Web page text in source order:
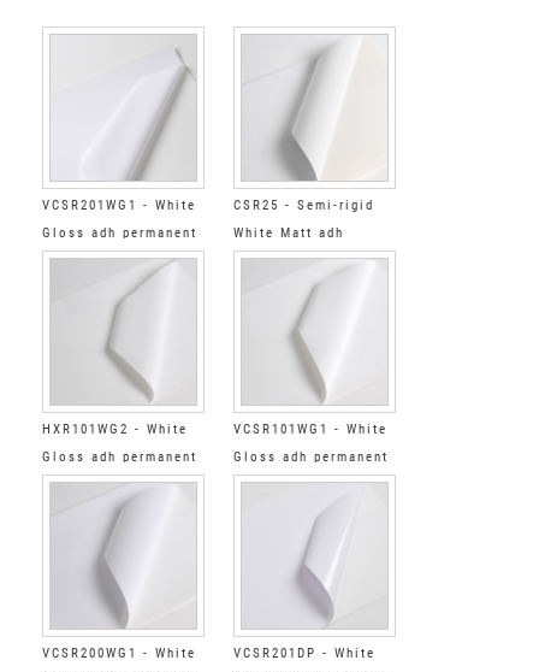
VCSR201WG1 - White
Gloss adh permanent
super-reinforced
CSR25 - Semi-rigid
White Matt adh
permanent reinforced
HXR101WG2 - White
Gloss adh permanent
reinforced clear
VCSR101WG1 - White
Gloss adh permanent
super-reinforced
VCSR200WG1 - White
VCSR201DP - White